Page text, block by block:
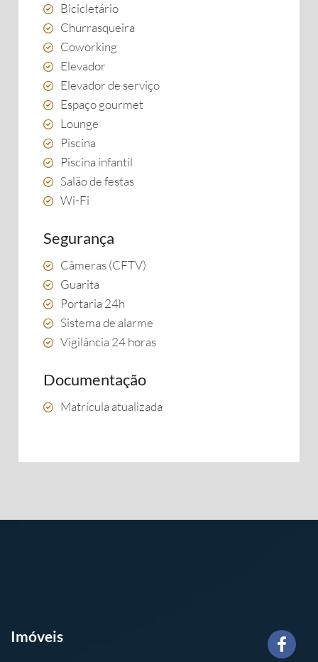
Bicicletário
Churrasqueira
Coworking
Elevador
Elevador de serviço
Espaço gourmet
Lounge
Piscina
Piscina infantil
Salão de festas
Wi-Fi
Segurança
Câmeras (CFTV)
Guarita
Portaria 24h
Sistema de alarme
Vigilância 24 horas
Documentação
Matrícula atualizada
Imóveis